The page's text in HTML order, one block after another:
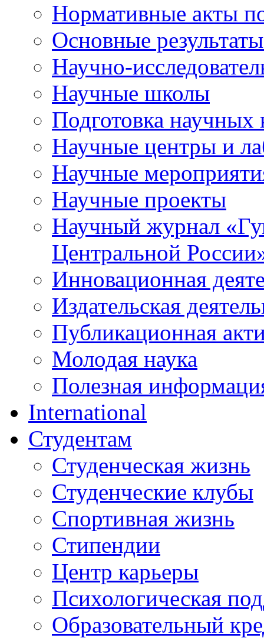
Нормативные акты
Основные
Научно-
Научные школы
Подготовка научных
Научные центры и
Научные
Научные проекты
Научный журнал «
Центральной
Инновационная
Издательская
Публикационная
Молодая наука
Полезная
International
Студентам
Студенческая жизнь
Студенческие клубы
Спортивная жизнь
Стипендии
Центр карьеры
Психологическая
Образовательный